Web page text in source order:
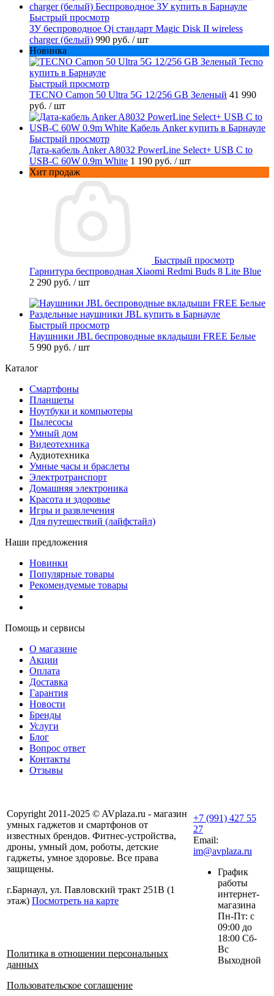
Быстрый просмотр
ЗУ беспроводное Qi стандарт Magic Disk II wireless
charger (белый) 990 руб. / шт
Новинка
Быстрый просмотр
TECNO Camon 50 Ultra 5G 12/256 GB Зеленый 41 990
руб. / шт
Быстрый просмотр
Дата-кабель Anker A8032 PowerLine Select+ USB C to
USB-C 60W 0.9m White 1 190 руб. / шт
Хит продаж
Быстрый просмотр
Гарнитура беспроводная Xiaomi Redmi Buds 8 Lite Blue
2 290 руб. / шт
Быстрый просмотр
Наушники JBL беспроводные вкладыши FREE Белые
5 990 руб. / шт
Каталог
Смартфоны
Планшеты
Ноутбуки и компьютеры
Пылесосы
Умный дом
Видеотехника
Аудиотехника
Умные часы и браслеты
Электротранспорт
Домашняя электроника
Красота и здоровье
Игры и развлечения
Для путешествий (лайфстайл)
Наши предложения
Новинки
Популярные товары
Рекомендуемые товары
Помощь и сервисы
О магазине
Акции
Оплата
Доставка
Гарантия
Новости
Бренды
Услуги
Блог
Вопрос ответ
Контакты
Отзывы
Copyright 2011-2025 © AVplaza.ru - магазин
умных гаджетов и смартфонов от
известных брендов. Фитнес-устройства,
дроны, умный дом, роботы, детские
гаджеты, умное здоровье. Все права
защищены.
г.Барнаул, ул. Павловский тракт 251В (1
этаж) Посмотреть на карте
Политика в отношении персональных
данных
Пользовательское соглашение
+7 (991) 427 55
27
Email:
im@avplaza.ru
График
работы
интернет-
магазина
Пн-Пт: с
09:00 до
18:00 Сб-
Вс
Выходной